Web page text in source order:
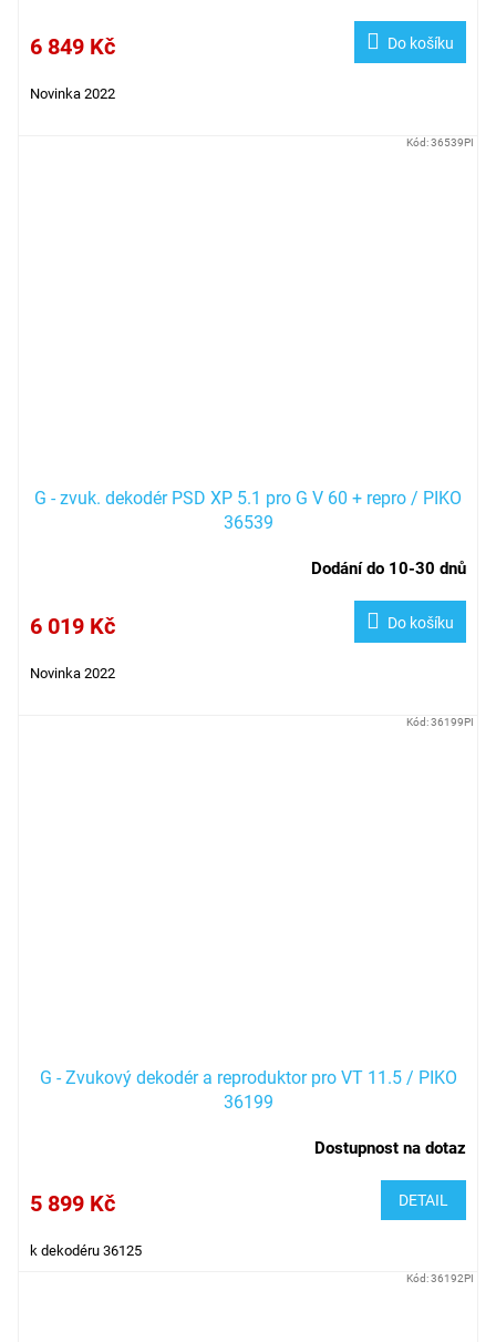
6 849 Kč Do košíku
Novinka 2022
G - zvuk. dekodér PSD XP 5.1 pro G V 60 + repro / PIKO
36539
Dodání do 10-30 dnů
6 019 Kč Do košíku
Novinka 2022
Kód:36539PI
G - Zvukový dekodér a reproduktor pro VT 11.5 / PIKO
36199
Dostupnost na dotaz
5 899 Kč DETAIL
k dekodéru 36125
Kód:36199PI
Kód:36192PI